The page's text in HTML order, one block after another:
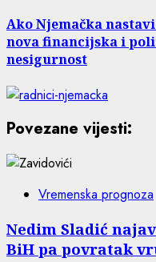
Ako Njemačka
nova financijska i
nesigurnost
Povezane vijesti:
Vremenska prognoza
Nedim Sladić
BiH pa povratak